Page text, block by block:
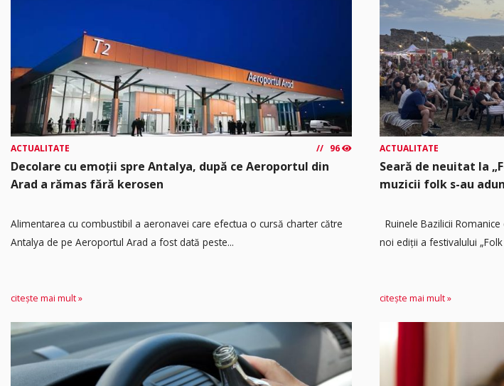
ACTUALITATE 96
Decolare cu emoții spre Antalya, după ce Aeroportul din
Arad a rămas fără kerosen
Alimentarea cu combustibil a aeronavei care efectua o cursă charter către
Antalya de pe Aeroportul Arad a fost dată peste...
citește mai mult »
ACTUALITATE
Seară de neuitat la
muzicii folk s-au
Ruinele Bazilicii
noi ediții a festivalului
citește mai mult »